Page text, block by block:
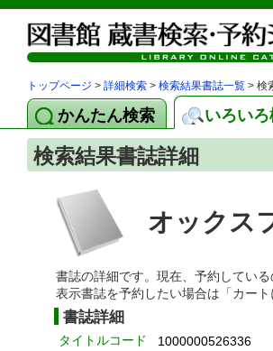
トップページ > 詳細検索 > 検索結果書誌一覧 > 検
かんたん検索 いろい
検索結果書誌詳細
オックス
書誌の詳細です。現在、予約している
表示書誌を予約したい場合は「カー
書誌詳細
タイトルコード 1000000526336